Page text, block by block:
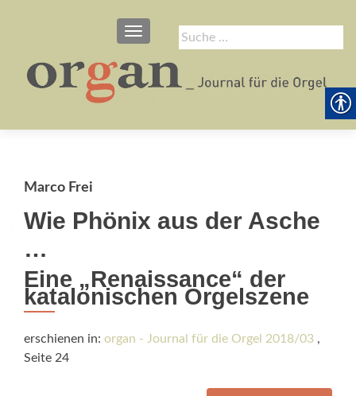
Suche
nach:
SCHALTE NAVIGATION
Marco Frei
Wie Phönix aus der Asche
…
Eine „Renaissance“ der
katalonischen Orgelszene
erschienen in: organ - Journal für die Orgel 2018/03 ,
Seite 24